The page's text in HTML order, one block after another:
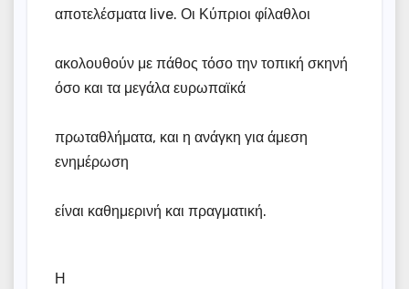
αποτελέσματα live. Οι Κύπριοι φίλαθλοι
ακολουθούν με πάθος τόσο την τοπική σκηνή
όσο και τα μεγάλα ευρωπαϊκά
πρωταθλήματα, και η ανάγκη για άμεση
ενημέρωση
είναι καθημερινή και πραγματική.
Η